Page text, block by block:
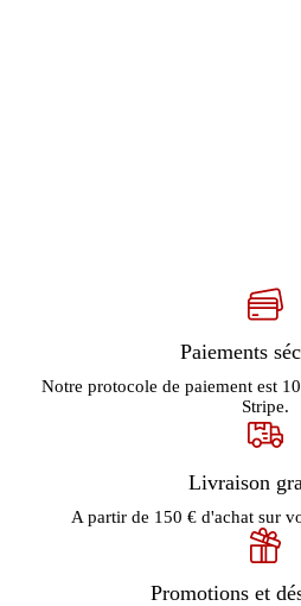
Paiements
Notre protocole de paiement est
Stripe.
Livraison
A partir de 150 € d'achat sur
Promotions et